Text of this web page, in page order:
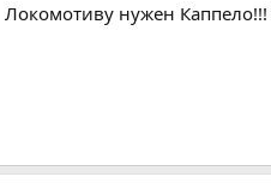
Локомотиву нужен Каппело!!!